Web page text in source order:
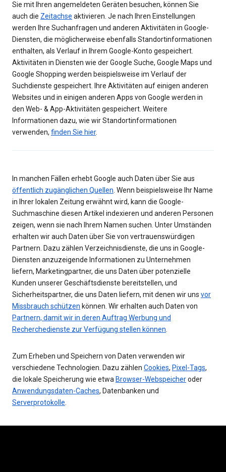
Sie mit Ihren angemeldeten Geräten besuchen, können Sie
auch die Zeitachse aktivieren. Je nach Ihren Einstellungen
werden Ihre Suchanfragen und anderen Aktivitäten in Google-
Diensten, die möglicherweise ebenfalls Standortinformationen
enthalten, als Verlauf in Ihrem Google-Konto gespeichert.
Aktivitäten in Diensten wie der Google Suche, Google Maps und
Google Shopping werden beispielsweise im Verlauf der
Suchdienste gespeichert. Ihre Aktivitäten auf einigen anderen
Websites und in einigen anderen Apps von Google werden in
den Web- & App-Aktivitäten gespeichert. Weitere
Informationen dazu, wie wir Standortinformationen
verwenden, finden Sie hier.
In manchen Fällen erhebt Google auch Daten über Sie aus
öffentlich zugänglichen Quellen . Wenn beispielsweise Ihr Name
in Ihrer lokalen Zeitung erwähnt wird, kann die Google-
Suchmaschine diesen Artikel indexieren und anderen Personen
zeigen, wenn sie nach Ihrem Namen suchen. Unter Umständen
erhalten wir auch Daten über Sie von vertrauenswürdigen
Partnern. Dazu zählen Verzeichnisdienste, die uns in Google-
Diensten anzuzeigende Informationen zu Unternehmen
liefern, Marketingpartner, die uns Daten über potenzielle
Kunden unserer Geschäftsdienste bereitstellen, und
Sicherheitspartner, die uns Daten liefern, mit denen wir uns vor
Missbrauch schützen können. Wir erhalten auch Daten von
Partnern, damit wir in deren Auftrag Werbung und
Recherchedienste zur Verfügung stellen können
Zum Erheben und Speichern von Daten verwenden wir
verschiedene Technologien. Dazu zählen Cookies, Pixel-Tags,
die lokale Speicherung wie etwa Browser-Webspeicheroder
Anwendungsdaten-Caches, Datenbanken und
Serverprotokolle